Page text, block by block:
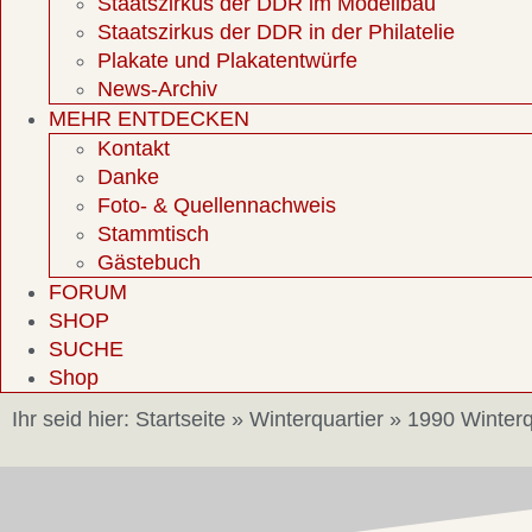
Staatszirkus der DDR in der Philatelie
Plakate und Plakatentwürfe
News-Archiv
MEHR ENTDECKEN
Kontakt
Danke
Foto- & Quellennachweis
Stammtisch
Gästebuch
FORUM
SHOP
SUCHE
Shop
Ihr seid hier: Startseite » Winterquartier » 1990